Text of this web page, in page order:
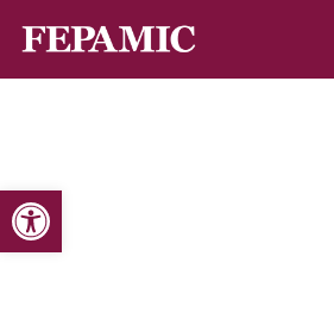
Abrir barra de